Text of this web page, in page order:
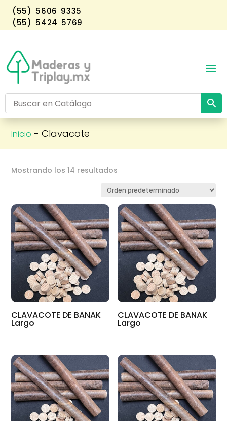
(55) 5606 9335
(55) 5424 5769
Inicio - Clavacote
Mostrando los 14 resultados
CLAVACOTE DE BANAK
Largo
CLAVACOTE DE BANAK
Largo